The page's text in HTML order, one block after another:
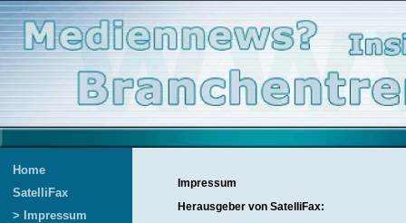
Home
SatelliFax
> Impressum
Impressum
Herausgeber von SatelliFax: